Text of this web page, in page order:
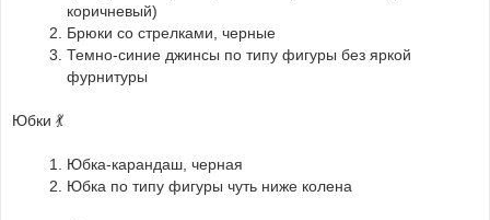
коричневый)
Брюки со стрелками, черные
Темно-синие джинсы по типу фигуры без яркой
фурнитуры
Юбки 💃
Юбка-карандаш, черная
Юбка по типу фигуры чуть ниже колена